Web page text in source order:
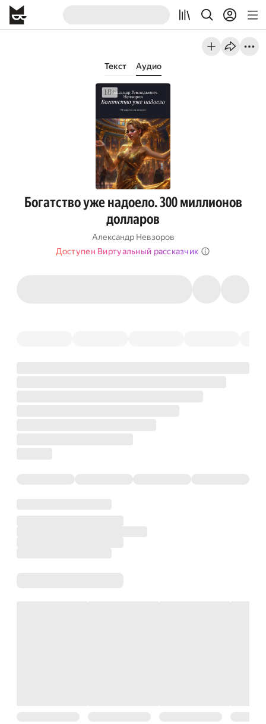
Текст Аудио
Богатство уже надоело. 300 миллионов
долларов
Александр Невзоров
Доступен Виртуальный рассказчик